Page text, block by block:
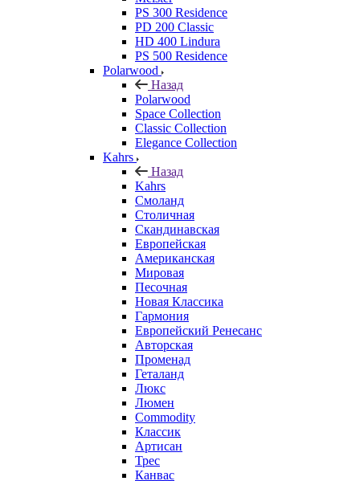
PS 300 Residence
PD 200 Classic
HD 400 Lindura
PS 500 Residence
Polarwood
Назад
Polarwood
Space Collection
Classic Collection
Elegance Collection
Kahrs
Назад
Kahrs
Смоланд
Столичная
Скандинавская
Европейская
Американская
Мировая
Песочная
Новая Классика
Гармония
Европейский Ренесанс
Авторская
Променад
Геталанд
Люкс
Люмен
Commodity
Классик
Артисан
Трес
Канвас